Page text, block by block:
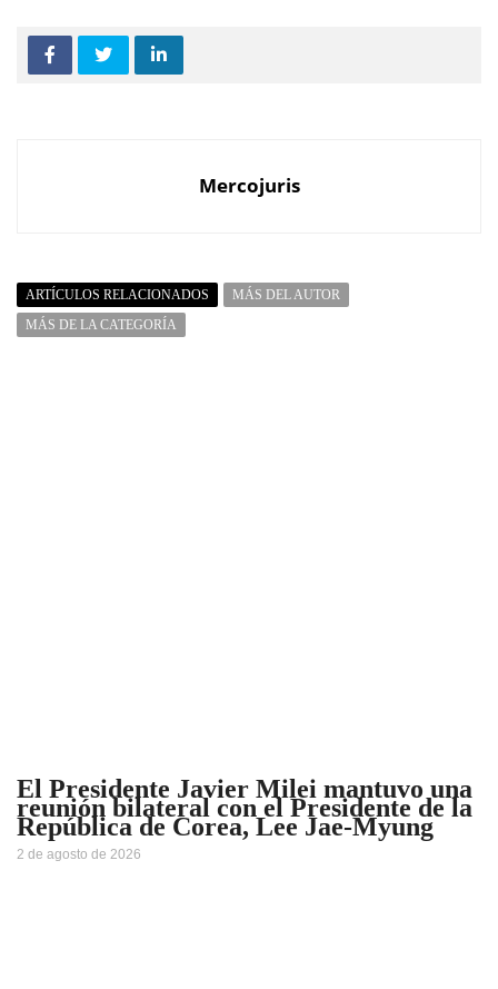
Mercojuris
ARTÍCULOS RELACIONADOS
MÁS DEL AUTOR
MÁS DE LA CATEGORÍA
El Presidente Javier Milei mantuvo una
reunión bilateral con el Presidente de la
República de Corea, Lee Jae-Myung
2 de agosto de 2026